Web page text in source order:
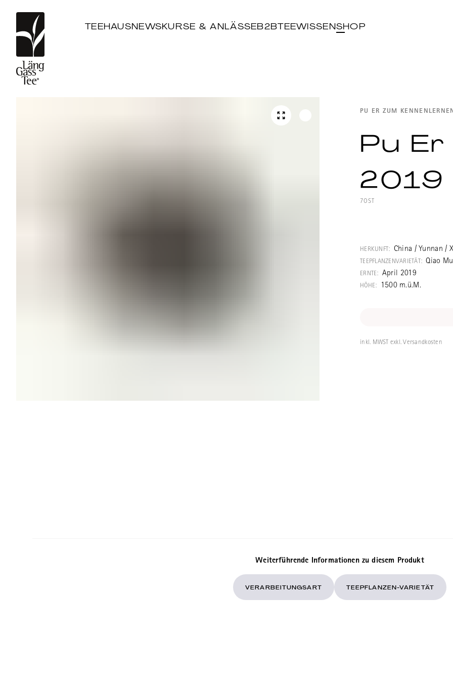
TEEHAUSNEWSKURSE & ANLÄSSEB2BTEEWISSENSHOP
PU ER ZUM
Pu
2019
7OST
zu 50 Jahre
Shengtai
das
Umgebung
wachsen
HERKUNFT: China / Yunnan /
TEEPFLANZENVARIETÄT: Qiao
ERNTE: April 2019
HÖHE: 1500 m.ü.M.
inkl. MWST exkl. Versandkosten
Weiterführende Informationen zu diesem Produkt
VERARBEITUNGSART TEEPFLANZEN-VARIETÄT